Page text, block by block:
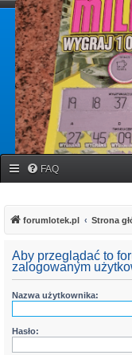
forumlotek.pl
Forum gier liczbowych
FAQ
forumlotek.pl Strona
Aby przeglądać to
zalogowanym
Nazwa użytkownika:
Hasło: